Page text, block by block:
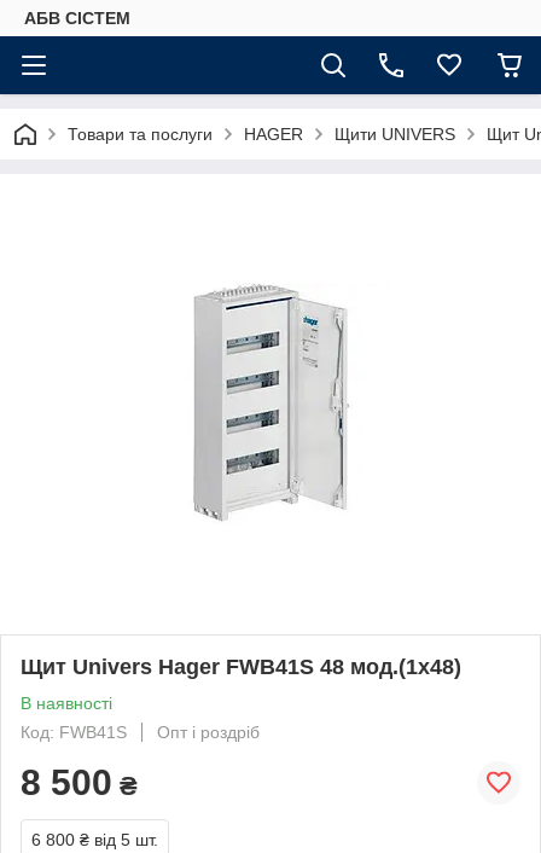
АБВ СІСТЕМ
Товари та послуги HAGER Щити UNIVERS Щит
Щит Univers Hager FWB41S 48 мод.(1x48)
В наявності
Код: FWB41S
Опт і роздріб
8 500 ₴
6 800 ₴ від 5 шт.